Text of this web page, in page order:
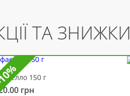
ТА ЗНИЖКИ
150 г
грн